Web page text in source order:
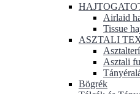
Airlaid
Tissue
ASZTALI
Asztali
Bögrék